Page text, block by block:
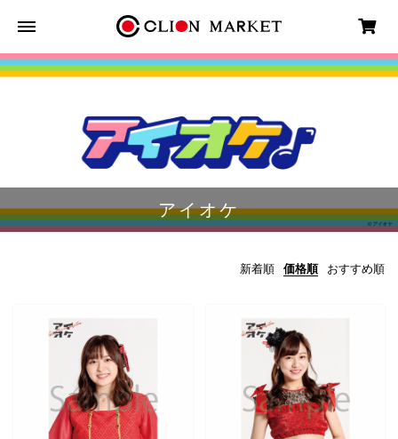
アイオケ
新着順 価格順 おすすめ順